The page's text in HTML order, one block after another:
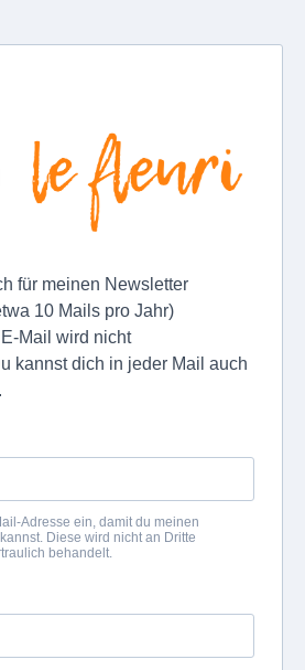
für meinen Newsletter
10 Mails pro Jahr)
Mail wird nicht
kannst dich in jeder Mail auch
Adresse ein, damit du meinen
Diese wird nicht an Dritte
behandelt.